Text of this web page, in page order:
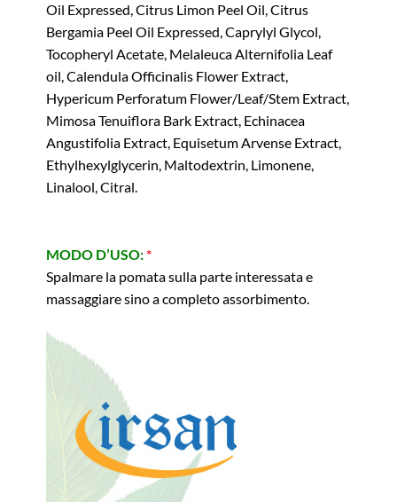
Oil Expressed, Citrus Limon Peel Oil, Citrus
Bergamia Peel Oil Expressed, Caprylyl Glycol,
Tocopheryl Acetate, Melaleuca Alternifolia Leaf
oil, Calendula Officinalis Flower Extract,
Hypericum Perforatum Flower/Leaf/Stem Extract,
Mimosa Tenuiflora Bark Extract, Echinacea
Angustifolia Extract, Equisetum Arvense Extract,
Ethylhexylglycerin, Maltodextrin, Limonene,
Linalool, Citral.
MODO D’USO:*
Spalmare la pomata sulla parte interessata e
massaggiare sino a completo assorbimento.